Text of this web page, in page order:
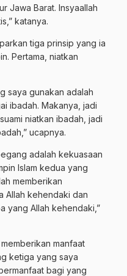
Jawa Barat. Insyaallah
katanya.
tiga prinsip yang ia
Pertama, niatkan
saya gunakan adalah
ibadah. Makanya, jadi
niatkan ibadah, jadi
ucapnya.
adalah kekuasaan
Islam kedua yang
memberikan
Allah kehendaki dan
yang Allah kehendaki,”
manfaat
ketiga yang saya
bagi yang